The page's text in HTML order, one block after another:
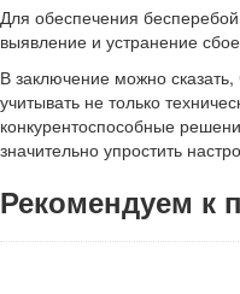
Для обеспечения
выявление и устранение
В заключение можно
учитывать не только
конкурентоспособные
значительно упростить
Рекомендуем к